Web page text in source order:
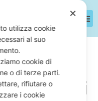
Di
In Crisi
✕
utilizza cookie
al suo
cookie di
o di terze parti.
rifiutare o
i cookie